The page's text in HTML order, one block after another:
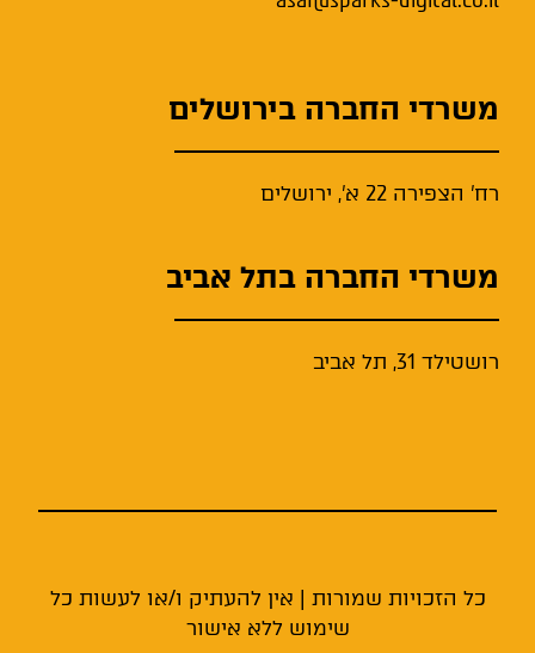
משרדי החברה בירושלים
רח' הצפירה 22 א', ירושלים
משרדי החברה בתל אביב
רושטילד 31, תל אביב
כל הזכויות שמורות | אין להעתיק ו/או לעשות כל
שימוש ללא אישור